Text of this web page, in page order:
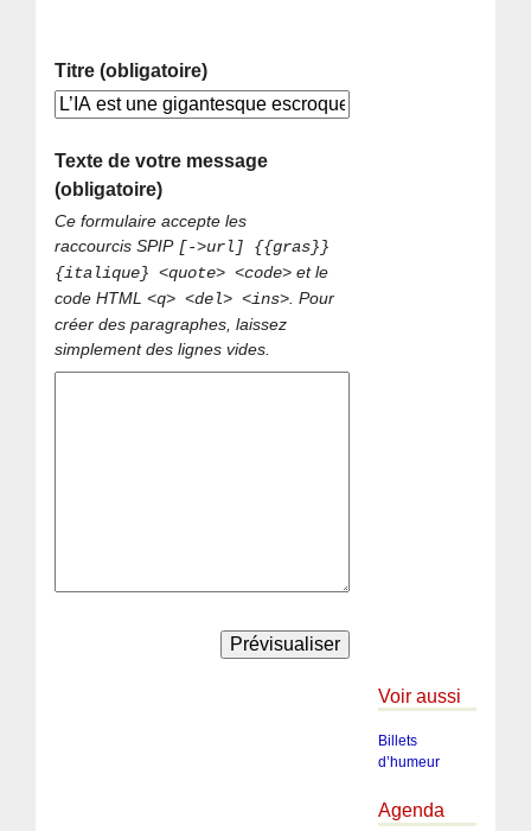
Titre (obligatoire)
Texte de votre message
(obligatoire)
Ce formulaire accepte les
raccourcis SPIP [->url] {{gras}}
{italique} <quote> <code> et le
code HTML<q> <del> <ins>. Pour
créer des paragraphes, laissez
simplement des lignes vides.
Voir aussi
Billets
d’humeur
Agenda